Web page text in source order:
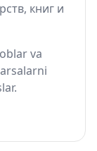
книг и
va